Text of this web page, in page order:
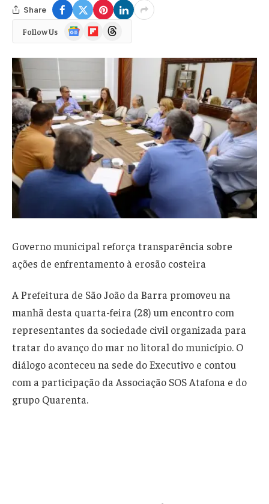
Share
Follow Us
Google
News
FlipboardThreads
Governo municipal reforça transparência sobre
ações de enfrentamento à erosão costeira
A Prefeitura de São João da Barra promoveu na
manhã desta quarta-feira (28) um encontro com
representantes da sociedade civil organizada para
tratar do avanço do mar no litoral do município. O
diálogo aconteceu na sede do Executivo e contou
com a participação da Associação SOS Atafona e do
grupo Quarenta.